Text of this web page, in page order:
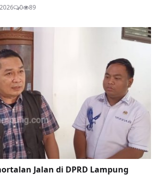
0 89
Jalan di DPRD Lampung